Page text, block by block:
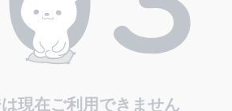
現在ご利用できません